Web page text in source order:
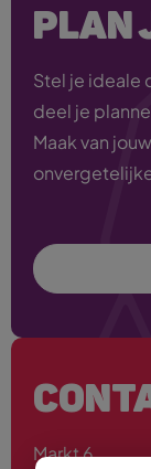
PLAN
Stel je ideale
deel je
Maak van
Markt 6